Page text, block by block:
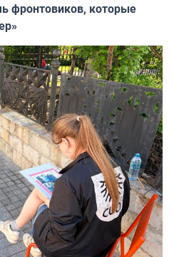
фронтовиков, которые